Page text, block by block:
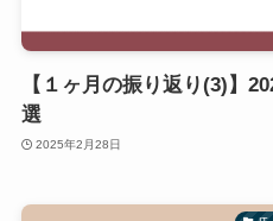
【１ヶ月の振り返り(3)】
選
2025年2月28日